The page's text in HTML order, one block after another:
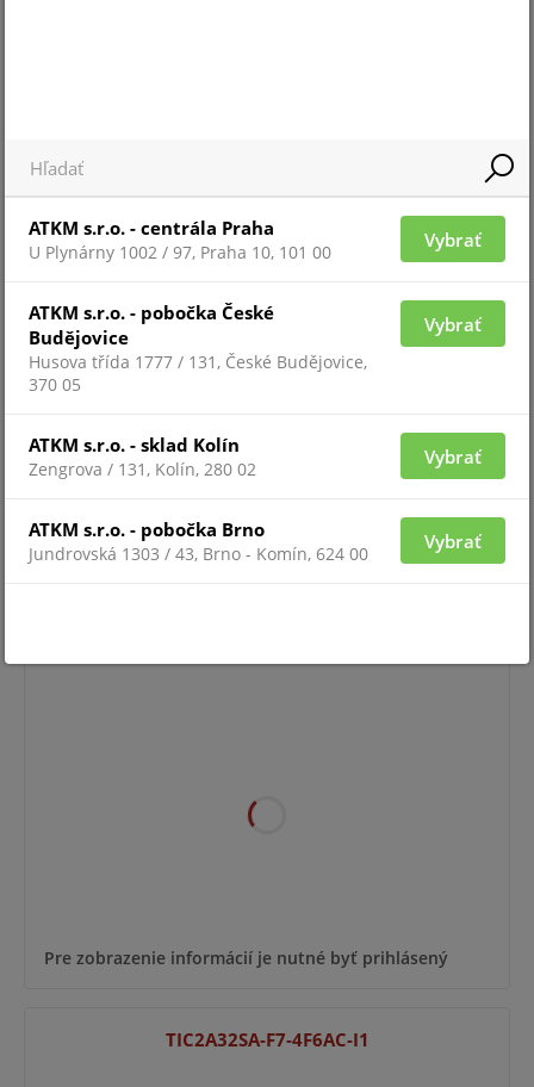
Pre zobrazenie informácií je nutné byť prihlásený
BMH-THERMAL-7-V2
Pre zobrazenie informácií je nutné byť prihlásený
Pre zobrazenie informácií je nutné byť prihlásený
TIC2A32SA-F7-4F6AC-I1
ATKM s.r.o. - centrála Praha
U Plynárny 1002 / 97, Praha 10, 101 00
Vybrať
ATKM s.r.o. - pobočka České
Budějovice
Husova třída 1777 / 131, České Budějovice,
370 05
Vybrať
ATKM s.r.o. - sklad Kolín
Zengrova / 131, Kolín, 280 02
Vybrať
ATKM s.r.o. - pobočka Brno
Jundrovská 1303 / 43, Brno - Komín, 624 00
Vybrať